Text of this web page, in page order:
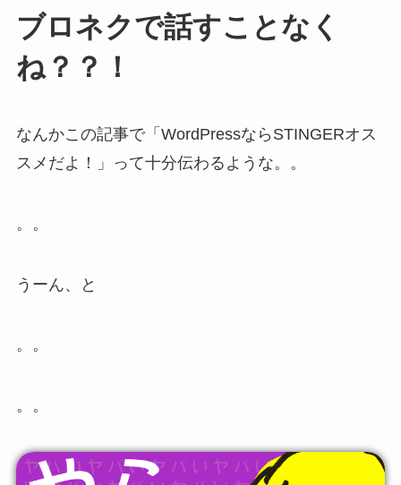
ブロネクで話すことなく
ね？？！
なんかこの記事で「WordPressならSTINGERオス
スメだよ！」って十分伝わるような。。
。。
うーん、と
。。
。。